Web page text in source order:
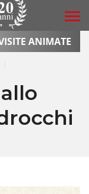
ANIMATE